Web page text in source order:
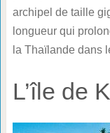
archipel de taille
longueur qui
la Thaïlande dans
L’île de